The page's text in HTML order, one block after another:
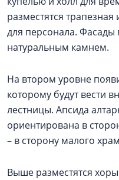
разместятся
для персонала. Фасады
натуральным камнем.
На втором уровне
которому будут вести
лестницы. Апсида
ориентирована в
– в сторону малого
Выше разместятся